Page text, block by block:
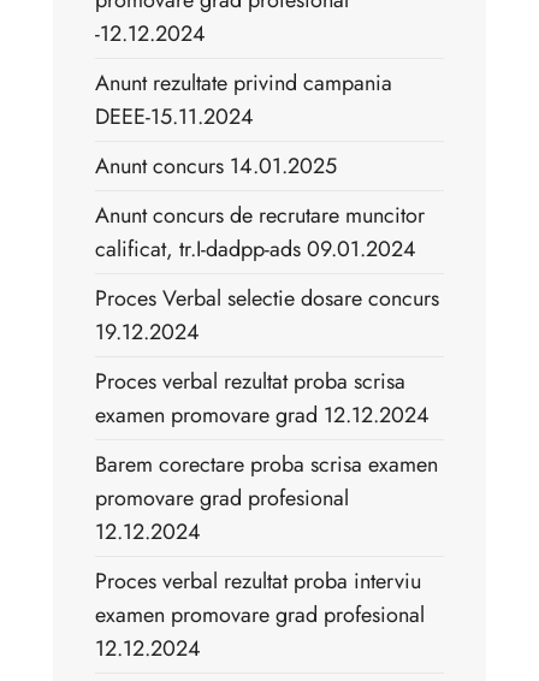
-12.12.2024
Anunt rezultate privind campania
DEEE-15.11.2024
Anunt concurs 14.01.2025
Anunt concurs de recrutare muncitor
calificat, tr.I-dadpp-ads 09.01.2024
Proces Verbal selectie dosare concurs
19.12.2024
Proces verbal rezultat proba scrisa
examen promovare grad 12.12.2024
Barem corectare proba scrisa examen
promovare grad profesional
12.12.2024
Proces verbal rezultat proba interviu
examen promovare grad profesional
12.12.2024